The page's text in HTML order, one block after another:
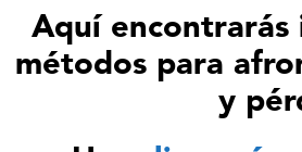
Aquí
métodos para
y